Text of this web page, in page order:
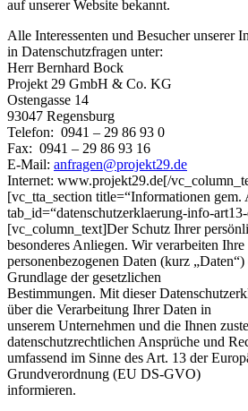
auf unserer Website bekannt.
Alle Interessenten und Besucher unserer
in Datenschutzfragen unter:
Herr Bernhard Bock
Projekt 29 GmbH & Co. KG
Ostengasse 14
93047 Regensburg
Telefon: 0941 – 29 86 93 0
Fax: 0941 – 29 86 93 16
E-Mail: anfragen@projekt29.de
Internet: www.projekt29.de[/
[vc_tta_section title=“Informationen
tab_id=“datenschutzerklaerung-info-
[vc_column_text]Der Schutz Ihrer
besonderes Anliegen. Wir verarbeiten Ihre
personenbezogenen Daten (kurz
Grundlage der gesetzlichen
Bestimmungen. Mit dieser
über die Verarbeitung Ihrer Daten in
unserem Unternehmen und die Ihnen
datenschutzrechtlichen Ansprüche und
umfassend im Sinne des Art. 13 der
Grundverordnung (EU DS-GVO)
informieren.